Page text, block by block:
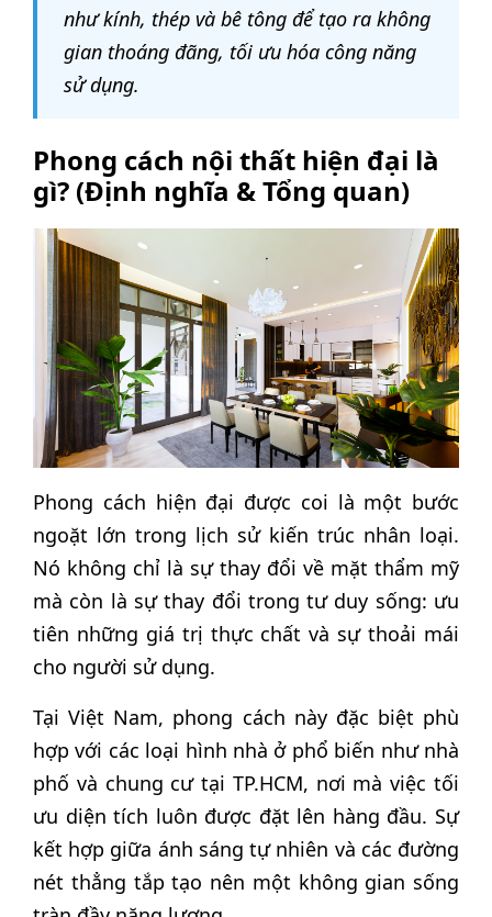
như kính, thép và bê tông để tạo ra không
gian thoáng đãng, tối ưu hóa công năng
sử dụng.
Phong cách nội thất hiện đại là
gì? (Định nghĩa & Tổng quan)
Phong cách hiện đại được coi là một bước
ngoặt lớn trong lịch sử kiến trúc nhân loại.
Nó không chỉ là sự thay đổi về mặt thẩm mỹ
mà còn là sự thay đổi trong tư duy sống: ưu
tiên những giá trị thực chất và sự thoải mái
cho người sử dụng.
Tại Việt Nam, phong cách này đặc biệt phù
hợp với các loại hình nhà ở phổ biến như nhà
phố và chung cư tại TP.HCM, nơi mà việc tối
ưu diện tích luôn được đặt lên hàng đầu. Sự
kết hợp giữa ánh sáng tự nhiên và các đường
nét thẳng tắp tạo nên một không gian sống